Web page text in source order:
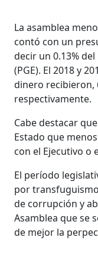
La asamblea
contó con un
decir un 0.13%
(PGE). El 2018 y
dinero recibieron,
respectivamente.
Cabe destacar
Estado que
con el Ejecutivo o
El período
por
de corrupción y
Asamblea que se
de mejor la